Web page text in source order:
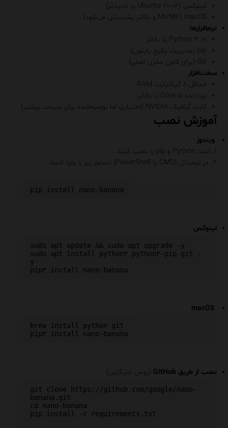
لینوکس (Ubuntu ۲۰.۰۴ یا جدیدتر)
macOS (M۱/M۲ و بالاتر پشتیبانی می‌شود)
نرم‌افزارها
Python ۳.۱۰ یا بالاتر
pip (مدیریت پکیج پایتون)
Git (برای کلون مخزن اصلی)
سخت‌افزار
حداقل ۸ گیگابایت RAM
پردازنده Core i۵ یا بالاتر
کارت گرافیک NVIDIA (اختیاری اما توصیه‌شده برای سرعت بیشتر)
آموزش نصب
ویندوز
۱. ابتدا Python و pip را نصب کنید.
۲. در ترمینال (CMD یا PowerShell) دستور زیر را وارد کنید:
لینوکس
sudo apt update && sudo apt upgrade -y
sudo apt install python۳ python۳-pip git -
y
macOS
brew install python git
نصب از طریق GitHub (روش جایگزین)
git clone https://github.com/google/nano-
banana.git
cd nano-banana